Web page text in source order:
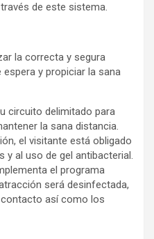
de este sistema.
la correcta y segura
y propiciar la sana
circuito delimitado para
la sana distancia.
el visitante está obligado
al uso de gel antibacterial.
el programa
será desinfectada,
así como los